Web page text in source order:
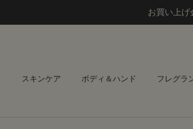
お買い上げ
スキンケア ボディ＆ハンド フレグラ